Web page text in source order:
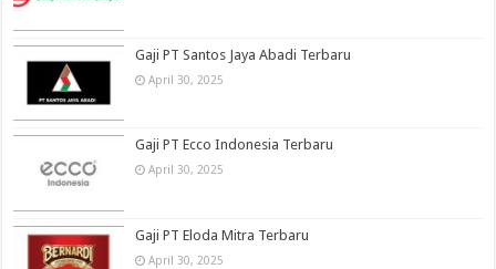
Gaji PT Santos Jaya Abadi Terbaru
April 30, 2025
Gaji PT Ecco Indonesia Terbaru
April 30, 2025
Gaji PT Eloda Mitra Terbaru
April 30, 2025